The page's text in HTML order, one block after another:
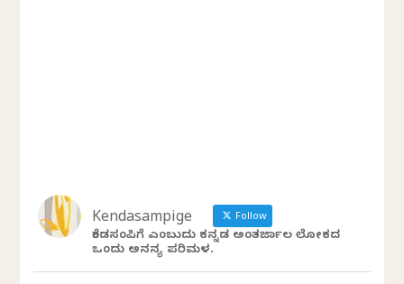
Kendasampige Follow
ಕೆಂಡಸಂಪಿಗೆ ಎಂಬುದು ಕನ್ನಡ ಅಂತರ್ಜಾಲ ಲೋಕದ
ಒಂದು ಅನನ್ಯ ಪರಿಮಳ.